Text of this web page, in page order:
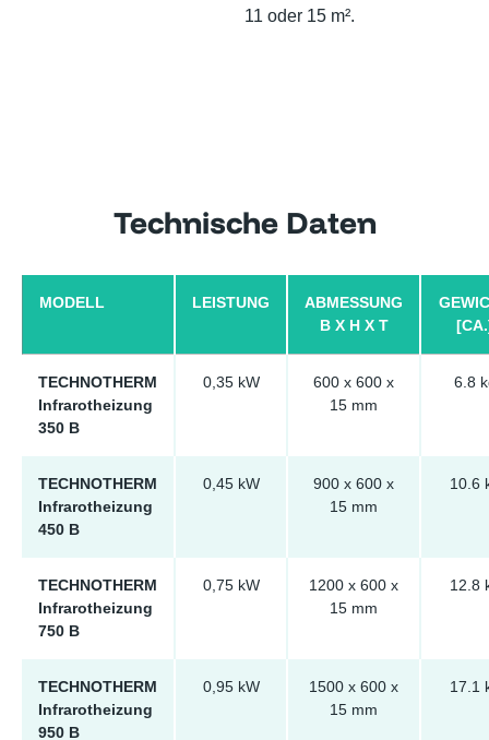
11 oder 15 m².
Technische Daten
MODELL LEISTUNG
ABMESSUNG
B X H X T
TECHNOTHERM
Infrarotheizung
350 B
0,35 kW
600 x 600 x
15 mm
6.8
TECHNOTHERM
Infrarotheizung
450 B
0,45 kW
900 x 600 x
15 mm
10.6
TECHNOTHERM
Infrarotheizung
750 B
0,75 kW
1200 x 600 x
15 mm
12.8
TECHNOTHERM
Infrarotheizung
950 B
0,95 kW
1500 x 600 x
15 mm
17.1